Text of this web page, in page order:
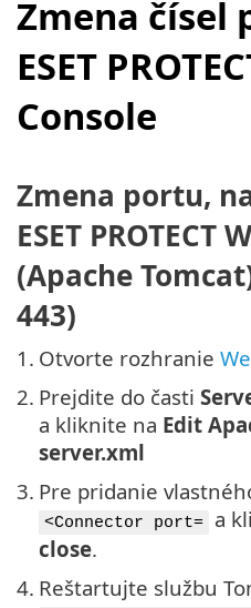
Zmena čísel
ESET
Console
Zmena portu,
ESET PROTECT
(Apache
443)
1. Otvorte rozhranie
2. Prejdite do časti
a kliknite na Edit
server.xml
3. Pre pridanie
<Connector port= a
close.
4. Reštartujte službu